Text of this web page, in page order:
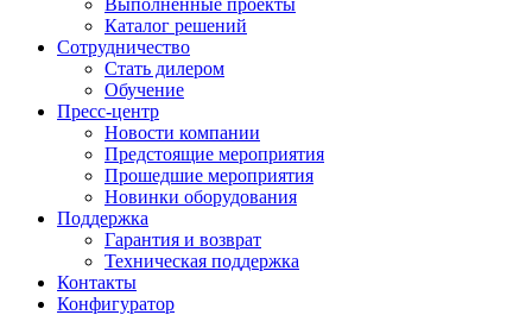
Выполненные проекты
Каталог решений
Сотрудничество
Стать дилером
Обучение
Пресс-центр
Новости компании
Предстоящие мероприятия
Прошедшие мероприятия
Новинки оборудования
Поддержка
Гарантия и возврат
Техническая поддержка
Контакты
Конфигуратор